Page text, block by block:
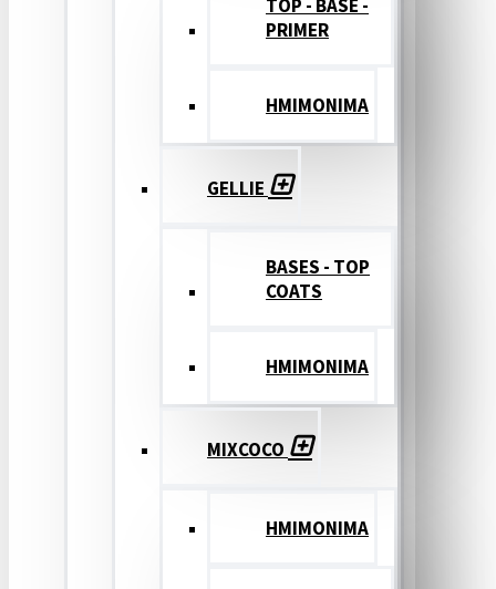
TOP - BASE -
PRIMER
ΗΜΙΜΟΝΙΜΑ
GELLIE
BASES - TOP
COATS
ΗΜΙΜΟΝΙΜΑ
MIXCOCO
HMIMONIMA